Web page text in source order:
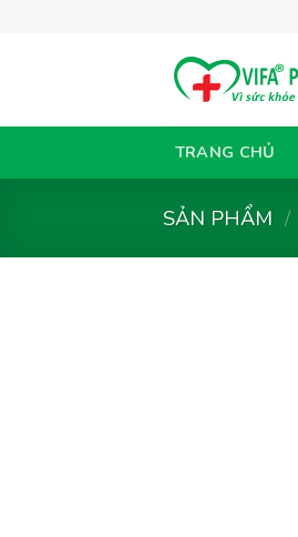
TRANG CHỦ
SẢN PHẨM /